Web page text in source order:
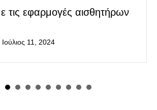
τις εφαρμογές αισθητήρων
Ιούλιος 11, 2024